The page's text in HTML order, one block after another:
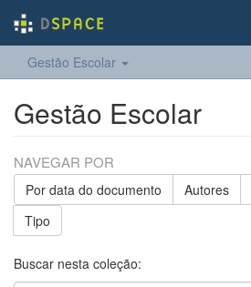
Gestão Escolar
Gestão Escolar
NAVEGAR POR
Por data do documento Autores
Tipo
Buscar nesta coleção: